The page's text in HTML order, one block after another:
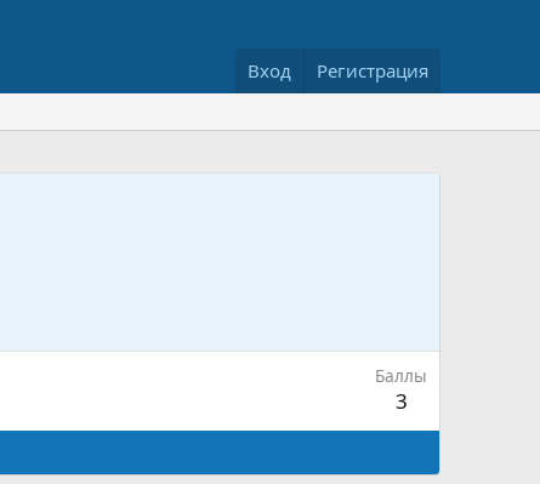
Вход Регистрация
Баллы
3